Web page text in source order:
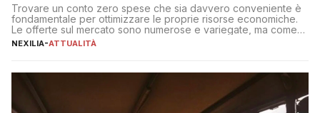
Trovare un conto zero spese che sia davvero conveniente è
fondamentale per ottimizzare le proprie risorse economiche.
Le offerte sul mercato sono numerose e variegate, ma come
individuare quella più adatta alle proprie esigenze senza
sul […]
NEXILIA-ATTUALITÀ